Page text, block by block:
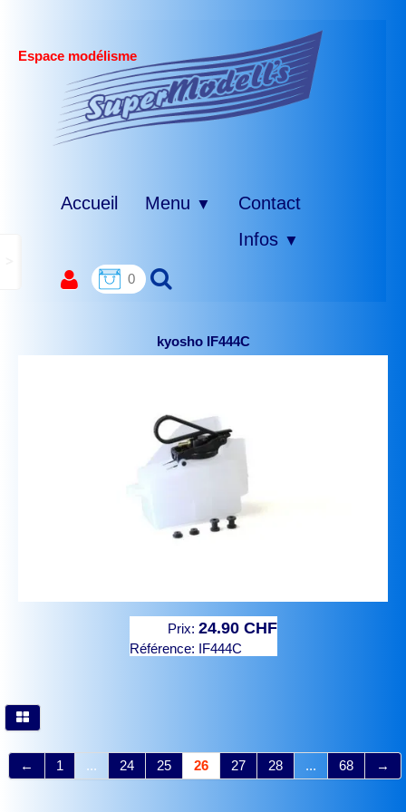
Espace modélisme
Accueil Menu ▼
Contact
Infos ▼
0
kyosho IF444C
Prix: 24.90 CHF
Référence: IF444C
← 1 ... 24 25 26 27 28 ... 68 →